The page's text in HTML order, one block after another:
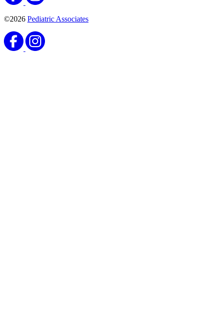
©2026 Pediatric Associates